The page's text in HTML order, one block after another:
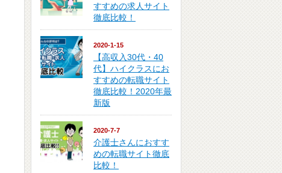
すすめの求人サイト
徹底比較！
2020-1-15
【高収入30代・40
代】ハイクラスにお
すすめの転職サイト
徹底比較！2020年最
新版
2020-7-7
介護士さんにおすす
めの転職サイト徹底
比較！